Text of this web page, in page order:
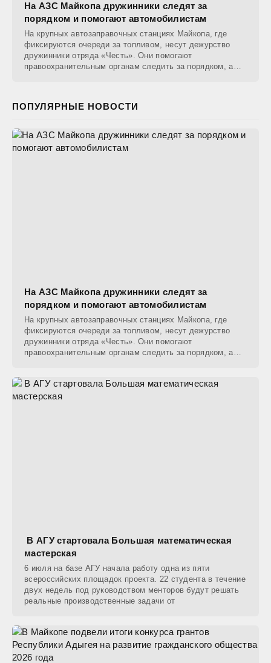
На АЗС Майкопа дружинники следят за
порядком и помогают автомобилистам
На крупных автозаправочных станциях Майкопа, где
фиксируются очереди за топливом, несут дежурство
дружинники отряда «Честь». Они помогают
правоохранительным органам следить за порядком, а
ПОПУЛЯРНЫЕ НОВОСТИ
На АЗС Майкопа дружинники следят за
порядком и помогают автомобилистам
На крупных автозаправочных станциях Майкопа, где
фиксируются очереди за топливом, несут дежурство
дружинники отряда «Честь». Они помогают
правоохранительным органам следить за порядком, а
В АГУ стартовала Большая математическая
мастерская
6 июля на базе АГУ начала работу одна из пяти
всероссийских площадок проекта. 22 студента в течение
двух недель под руководством менторов будут решать
реальные производственные задачи от